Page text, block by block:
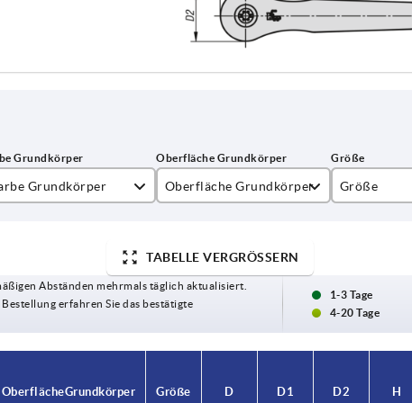
Grundkörper Oberfläche Grundkörper Größe
TABELLE VERGRÖSSERN
Abständen mehrmals täglich aktualisiert.
erfahren Sie das bestätigte
1-3 Tage
4-20 Tage
Oberfläche Grundkörper Größe D D1 D2 H
Oberfläche Grundkörper Größe D D1 D2 H